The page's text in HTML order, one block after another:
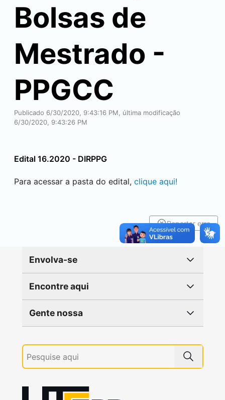
Bolsas de
Mestrado -
PPGCC
Publicado 6/30/2020, 9:43:16 PM, última modificação
6/30/2020, 9:43:26 PM
Edital 16.2020 - DIRPPG
Para acessar a pasta do edital, clique aqui!
Reportar erro
Envolva-se
Encontre aqui
Gente nossa